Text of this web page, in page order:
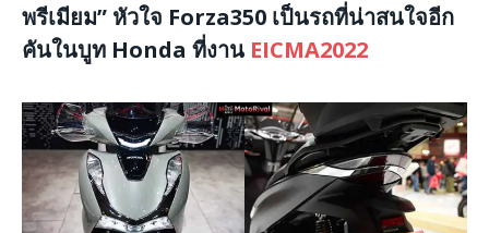
พรีเมียม” หัวใจ Forza350 เป็นรถที่น่าสนใจอีก
คันในบูท Honda ที่งาน EICMA2022